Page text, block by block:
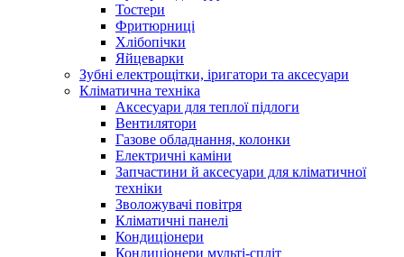
Тостери
Фритюрниці
Хлібопічки
Яйцеварки
Зубні електрощітки, іригатори та аксесуари
Кліматична техніка
Аксесуари для теплої підлоги
Вентилятори
Газове обладнання, колонки
Електричні каміни
Запчастини й аксесуари для кліматичної
техніки
Зволожувачі повітря
Кліматичні панелі
Кондиціонери
Кондиціонери мульті-спліт